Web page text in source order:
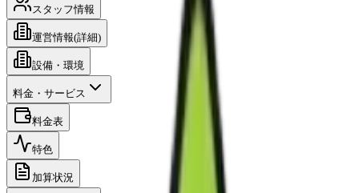
スタッフ情報
運営情報(詳細)
設備・環境
料金・サービス
料金表
特色
加算状況